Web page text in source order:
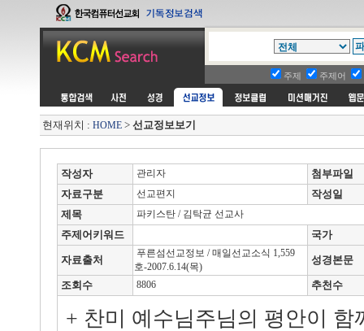
주제 주제어
현재위치 : HOME > 선교정보보기
작성자 관리자
첨부파일
자료구분
선교편지
작성일
제목
파키스탄 / 김탁균 선교사
주제어키워드 국가
자료출처
푸른섬선교정보 / 매일선교소식 1,559
호-2007.6.14(목)
성경본문
조회수 8806 추천수
+ 찬미 예수님주님의 평안이 함